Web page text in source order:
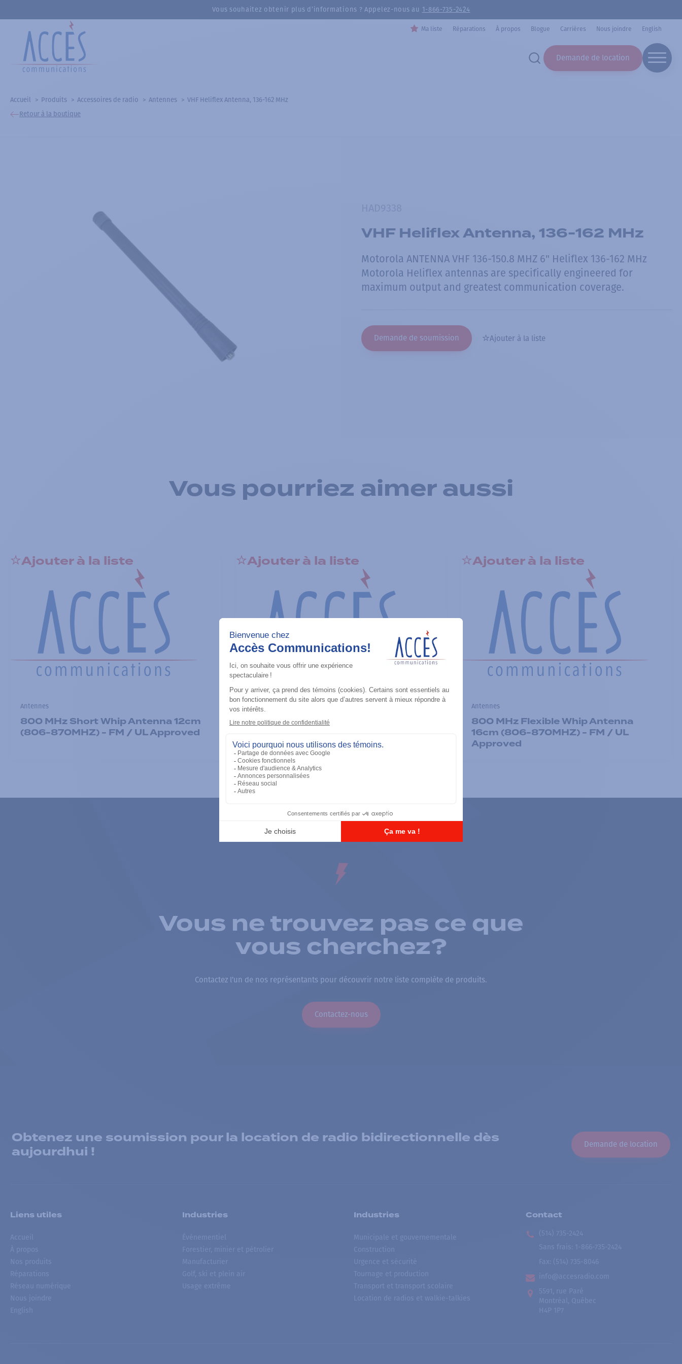
Vous souhaitez obtenir plus d’informations ? Appelez-nous au 1-866-735-2424
Ma liste Réparations À propos Blogue Carrières Nous joindre English
Demande de location
Accueil Produits Accessoires de radio Antennes
VHF Heliflex Antenna, 136-162 MHz
Retour à la boutique
VHF Heliflex Antenna, 136-162 MHz
Motorola ANTENNA VHF 136-150.8 MHZ 6" Heliflex 136-162 MHz
Motorola Heliflex antennas are specifically engineered for
maximum output and greatest communication coverage.
Demande de soumission Ajouter à la liste
Vous pourriez aimer aussi
Ajouter à la liste
Antennes
800 MHz Short Whip Antenna 12cm
(806-870MHZ) - FM / UL Approved
Ajouter à la liste
Antennes
900 MHz Short Whip Antenna 11cm
Ajouter à la liste
Antennes
800 MHz Flexible Whip Antenna
16cm (806-870MHZ) - FM / UL
Approved
Vous ne trouvez pas ce que
vous cherchez?
Contactez l’un de nos représentants pour découvrir notre liste complète de produits.
Contactez-nous
Obtenez une soumission pour la location de radio bidirectionnelle dès
aujourdhui !
Demande de location
Liens utiles
Accueil
À propos
Nos produits
Réparations
Réseau numérique
Nous joindre
English
Industries
Événementiel
Forestier, minier et pétrolier
Manufacturier
Golf, ski et plein air
Usage extrême
Industries
Municipale et gouvernementale
Construction
Urgence et sécurité
Tournage et production
Transport et transport scolaire
Location de radios et walkie-talkies
Contact
(514) 735-2424
Sans frais
1-866-735-2424
Fax: (514) 735-8046
info@accesradio.com
5591, rue Paré
Montréal, Québec
H4P 1P7